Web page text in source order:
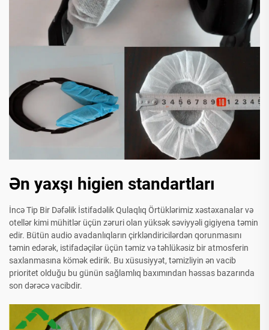
Ən yaxşı higien standartları
İncə Tip Bir Dəfəlik İstifadəlik Qulaqlıq Örtüklərimiz xəstəxanalar və
otellər kimi mühitlər üçün zəruri olan yüksək səviyyəli gigiyena təmin
edir. Bütün audio avadanlıqların çirkləndiricilərdən qorunmasını
təmin edərək, istifadəçilər üçün təmiz və təhlükəsiz bir atmosferin
saxlanmasına kömək edirik. Bu xüsusiyyət, təmizliyin ən vacib
prioritet olduğu bu günün sağlamlıq baxımından həssas bazarında
son dərəcə vacibdir.